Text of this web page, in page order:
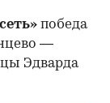
победа
—
Эдварда